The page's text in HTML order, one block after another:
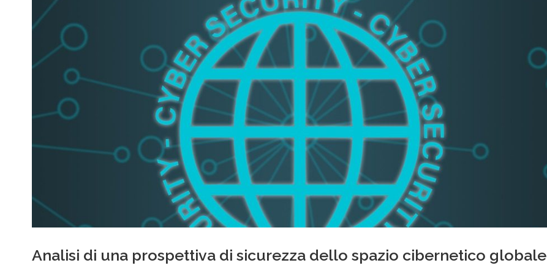
Analisi di una prospettiva di sicurezza dello spazio cibernetico globale